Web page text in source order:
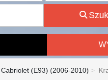
(E93) (2006-2010)